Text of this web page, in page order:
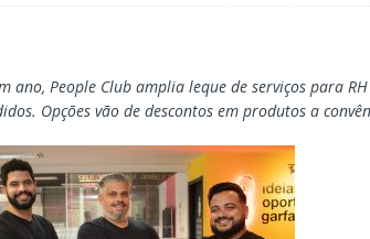
ano, People Club amplia leque de serviços para
Opções vão de descontos em produtos a